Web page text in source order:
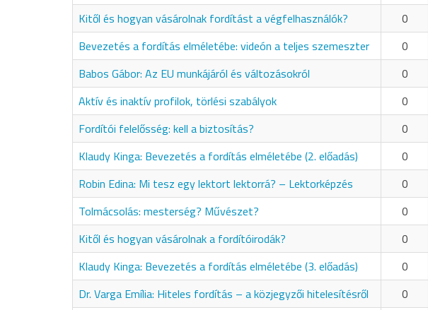
Kitől és hogyan vásárolnak fordítást a végfelhasználók?
0
Bevezetés a fordítás elméletébe: videón a teljes szemeszter
0
Babos Gábor: Az EU munkájáról és változásokról
0
Aktív és inaktív profilok, törlési szabályok
0
Fordítói felelősség: kell a biztosítás?
0
Klaudy Kinga: Bevezetés a fordítás elméletébe (2. előadás)
0
Robin Edina: Mi tesz egy lektort lektorrá? – Lektorképzés
0
Tolmácsolás: mesterség? Művészet?
0
Kitől és hogyan vásárolnak a fordítóirodák?
0
Klaudy Kinga: Bevezetés a fordítás elméletébe (3. előadás)
0
Dr. Varga Emília: Hiteles fordítás – a közjegyzői hitelesítésről
0